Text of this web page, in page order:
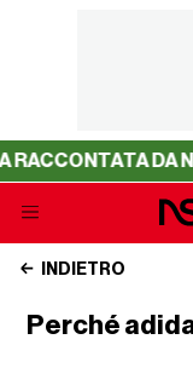
DA NSS
INDIETRO
Perché